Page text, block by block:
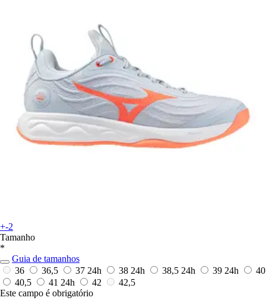
+-2
Tamanho
*
Guia de tamanhos
36
36,5 37 24h 38 24h 38,5 24h 39 24h
40
40,5
41 24h 42
42,5
Este campo é obrigatório